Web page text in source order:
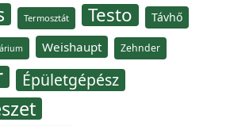
Termosztát Testo Távhő
Weishaupt Zehnder
Épületgépész